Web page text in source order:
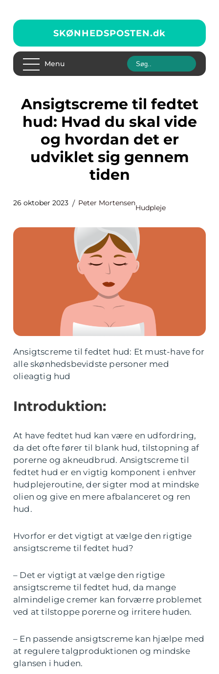
SKØNHEDSPOSTEN.dk
Menu
Ansigtscreme til fedtet
hud: Hvad du skal vide
og hvordan det er
udviklet sig gennem
tiden
26 oktober 2023 Peter Mortensen
Hudpleje
Ansigtscreme til fedtet hud: Et must-have for
alle skønhedsbevidste personer med
olieagtig hud
Introduktion:
At have fedtet hud kan være en udfordring,
da det ofte fører til blank hud, tilstopning af
porerne og akneudbrud. Ansigtscreme til
fedtet hud er en vigtig komponent i enhver
hudplejeroutine, der sigter mod at mindske
olien og give en mere afbalanceret og ren
hud.
Hvorfor er det vigtigt at vælge den rigtige
ansigtscreme til fedtet hud?
– Det er vigtigt at vælge den rigtige
ansigtscreme til fedtet hud, da mange
almindelige cremer kan forværre problemet
ved at tilstoppe porerne og irritere huden.
– En passende ansigtscreme kan hjælpe med
at regulere talgproduktionen og mindske
glansen i huden.